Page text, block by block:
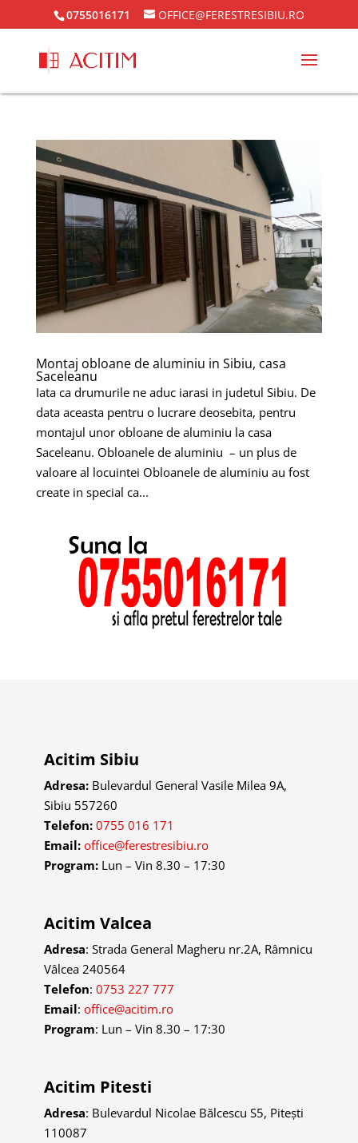
0755016171 OFFICE@FERESTRESIBIU.RO
Montaj obloane de aluminiu in Sibiu, casa
Saceleanu
Iata ca drumurile ne aduc iarasi in judetul Sibiu. De
data aceasta pentru o lucrare deosebita, pentru
montajul unor obloane de aluminiu la casa
Saceleanu. Obloanele de aluminiu – un plus de
valoare al locuintei Obloanele de aluminiu au fost
create in special ca...
Acitim Sibiu
Adresa: Bulevardul General Vasile Milea 9A,
Sibiu 557260
Telefon: 0755 016 171
Email: office@ferestresibiu.ro
Program:Lun – Vin 8.30 – 17:30
Acitim Valcea
Adresa: Strada General Magheru nr.2A, Râmnicu
Vâlcea 240564
Telefon: 0753 227 777
Email: office@acitim.ro
Program: Lun – Vin 8.30 – 17:30
Acitim Pitesti
Adresa: Bulevardul Nicolae Bălcescu S5, Pitești
110087